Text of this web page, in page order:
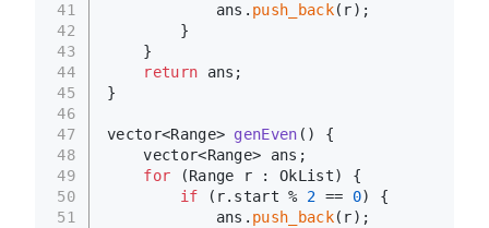
41
42
43
44
45
46
47
48
49
50
51
            ans.
push_back(r);
        }
    }
return ans;
}
vector<Range> genEven ()
{
    vector<Range> ans;
for (Range r : OkList) {
if (r.start % 2 == 0) {
            ans.
push_back(r);